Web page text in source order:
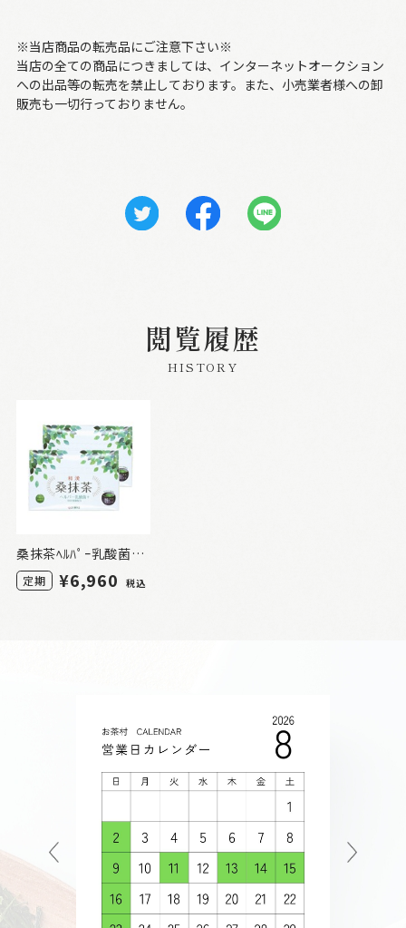
※当店商品の転売品にご注意下さい※
当店の全ての商品につきましては、インターネットオークション
への出品等の転売を禁止しております。また、小売業者様への卸
販売も一切行っておりません。
閲覧履歴
HISTORY
桑抹茶ﾍﾙﾊﾟｰ乳酸菌ﾌﾟﾗｽ 30包 2箱（定期）
定期 ¥6,960 税込